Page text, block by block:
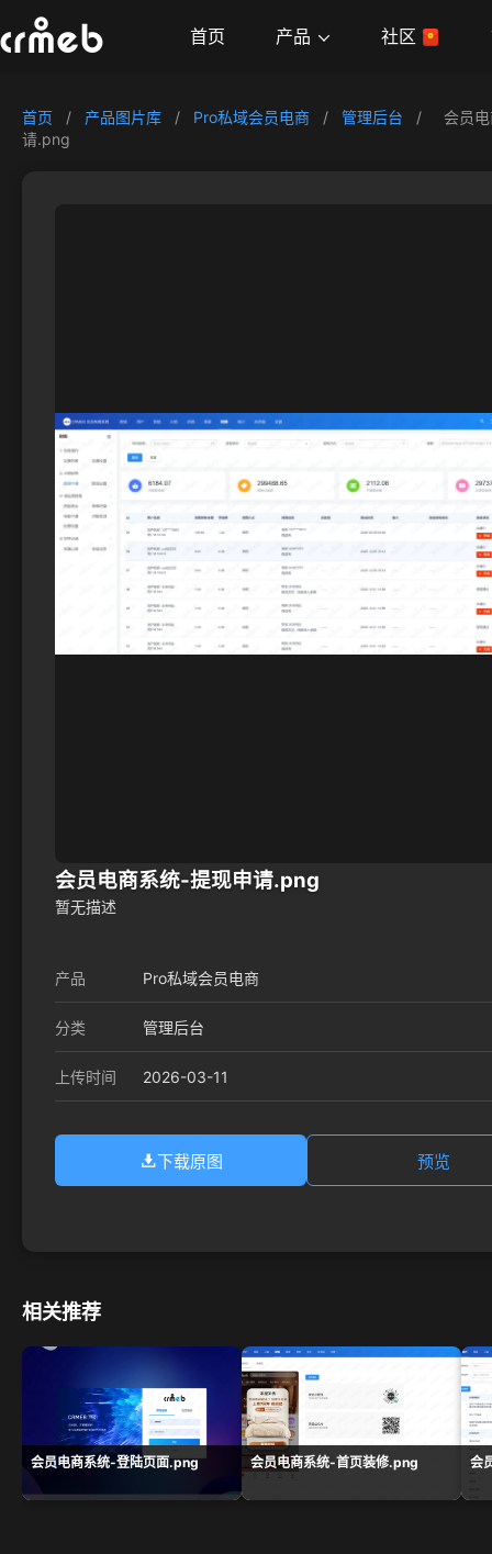
首页 产品 社区
首页 / 产品图片库 / Pro私域会员电商 / 管理后台 /
会员
请.png
会员电商系统-提现申请.png
暂无描述
产品 Pro私域会员电商
分类 管理后台
上传时间 2026-03-11
下载原图 预览
相关推荐
会员电商系统-登陆页面.png 会员电商系统-首页装修.png 会